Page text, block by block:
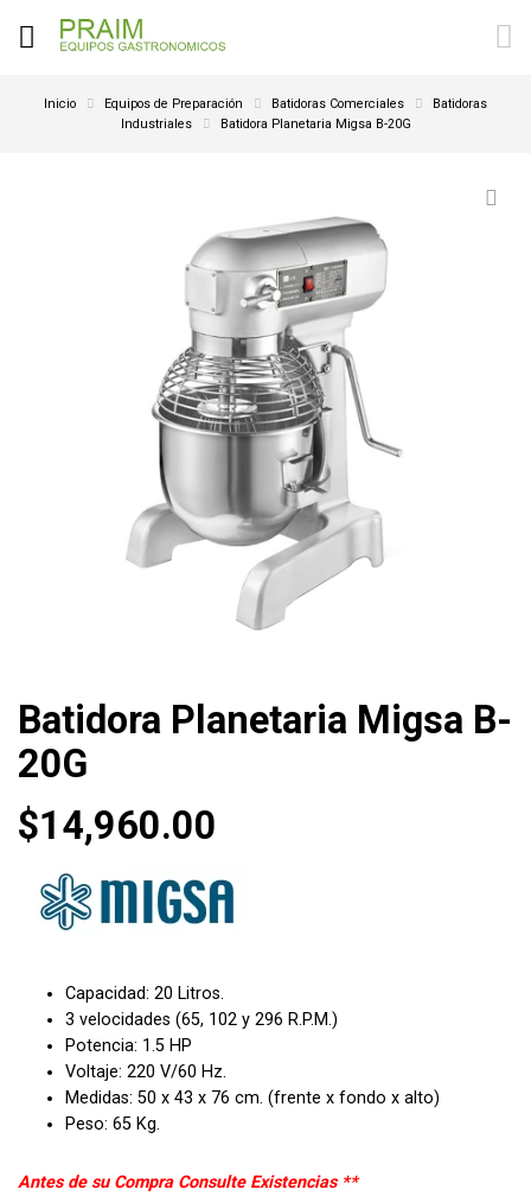
Inicio Equipos de Preparación Batidoras Comerciales
Batidoras
Industriales
Batidora Planetaria Migsa B-20G
Batidora Planetaria Migsa B-
20G
$14,960.00
Capacidad: 20 Litros.
3 velocidades (65, 102 y 296 R.P.M.)
Potencia: 1.5 HP
Voltaje: 220 V/60 Hz.
Medidas: 50 x 43 x 76 cm. (frente x fondo x alto)
Peso: 65 Kg.
Antes de su Compra Consulte Existencias **